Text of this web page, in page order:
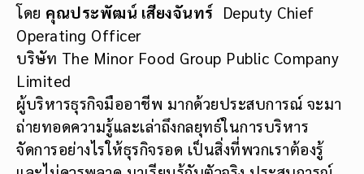
โดย คุณประพัฒน์ เสียงจันทร์ Deputy Chief
Operating Officer
บริษัท The Minor Food Group Public Company
Limited
ผู้บริหารธุรกิจมืออาชีพ มากด้วยประสบการณ์ จะมา
ถ่ายทอดความรู้และเล่าถึงกลยุทธ์ในการบริหาร
จัดการอย่างไรให้ธุรกิจรอด เป็นสิ่งที่พวกเราต้องรู้